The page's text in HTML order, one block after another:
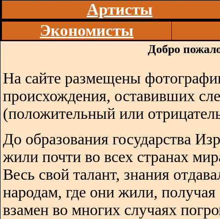
Артисты
Экономисты
Добро
На сайте размещены
происхождения, оставивших
(положительный или
До образования государства
жили почти во всех странах
Весь свой талант, знания
народам, где они жили, получая
взамен во многих случаях